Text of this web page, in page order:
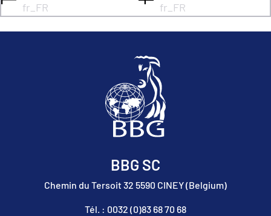
fr_FR
fr_FR
BBG SC
Chemin du Tersoit 32 5590 CINEY (Belgium)
Tél. : 0032 (0)83 68 70 68